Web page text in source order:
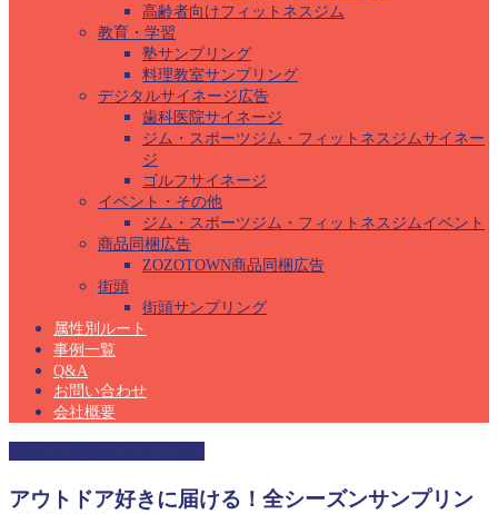
高齢者向けフィットネスジム
教育・学習
塾サンプリング
料理教室サンプリング
デジタルサイネージ広告
歯科医院サイネージ
ジム・スポーツジム・フィットネスジムサイネー
ジ
ゴルフサイネージ
イベント・その他
ジム・スポーツジム・フィットネスジムイベント
商品同梱広告
ZOZOTOWN商品同梱広告
街頭
街頭サンプリング
属性別ルート
事例一覧
Q&A
お問い合わせ
会社概要
アウトドア好きに届ける！全シーズンサンプリン